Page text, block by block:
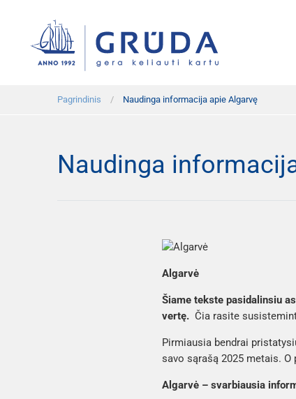
Pagrindinis Naudinga informacija apie Algarvę
Naudinga
Algarvė
Šiame tekste pasidalinsiu
vertę. Čia rasite
Pirmiausia bendrai
savo sąrašą 2025 metais.
Algarvė – svarbiausia